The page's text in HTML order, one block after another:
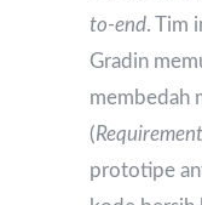
to-end. Tim
Gradin
membedah
(
prototipe